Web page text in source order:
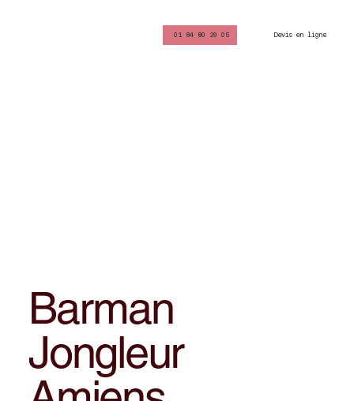
01 84 80 29 05 Devis en ligne
Barman
Jongleur